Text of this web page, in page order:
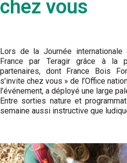
chez vous
Lors de la Journée
France par Teragir grâce à la
partenaires, dont France Bois
s’invite chez vous » de l’Office
l’événement, a déployé une large
Entre sorties nature et
semaine aussi instructive que